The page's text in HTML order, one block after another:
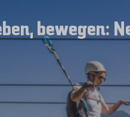
bewegen: